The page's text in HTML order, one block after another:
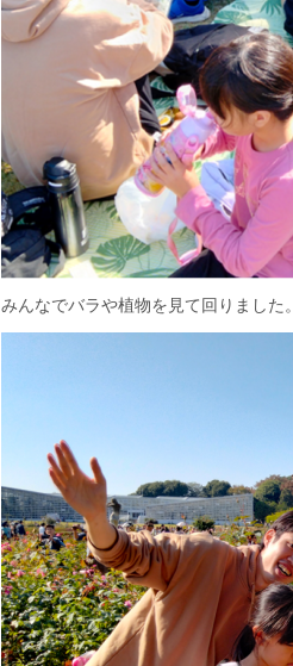
みんなでバラや植物を見て回りました。